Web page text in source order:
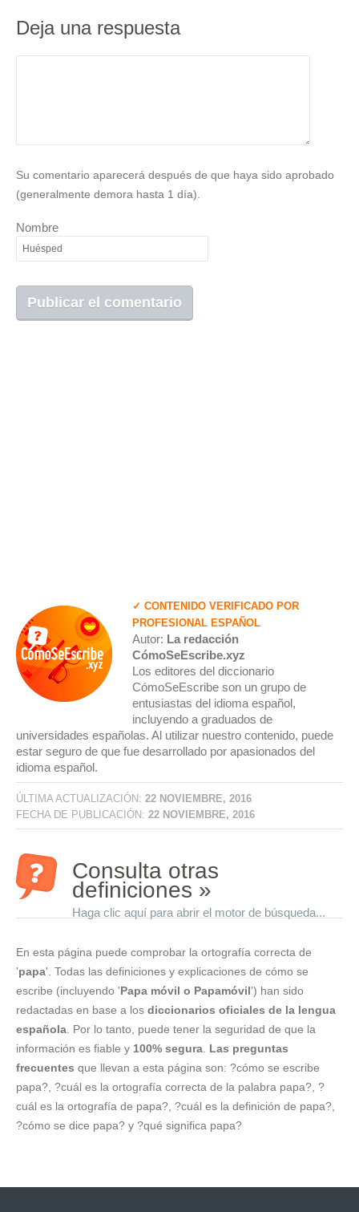
Deja una respuesta
Su comentario aparecerá después de que haya sido aprobado
(generalmente demora hasta 1 día).
Nombre
✓ CONTENIDO VERIFICADO POR
PROFESIONAL ESPAÑOL
Autor: La redacción
CómoSeEscribe.xyz
Los editores del diccionario
CómoSeEscribe son un grupo de
entusiastas del idioma español,
incluyendo a graduados de
universidades españolas. Al utilizar nuestro contenido, puede
estar seguro de que fue desarrollado por apasionados del
idioma español.
ÚLTIMA ACTUALIZACIÓN: 22 NOVIEMBRE, 2016
FECHA DE PUBLICACIÓN: 22 NOVIEMBRE, 2016
Consulta otras
definiciones »
Haga clic aquí para abrir el motor de búsqueda...
En esta página puede comprobar la ortografía correcta de
'papa'. Todas las definiciones y explicaciones de cómo se
escribe (incluyendo 'Papa móvil o Papamóvil') han sido
redactadas en base a los diccionarios oficiales de la lengua
española . Por lo tanto, puede tener la seguridad de que la
información es fiable y 100% segura Las preguntas
frecuentes que llevan a esta página son: ?cómo se escribe
papa?, ?cuál es la ortografía correcta de la palabra papa?, ?
cuál es la ortografía de papa?, ?cuál es la definición de papa?,
?cómo se dice papa? y ?qué significa papa?